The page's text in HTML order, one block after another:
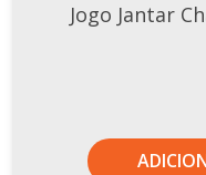
Jogo Jantar